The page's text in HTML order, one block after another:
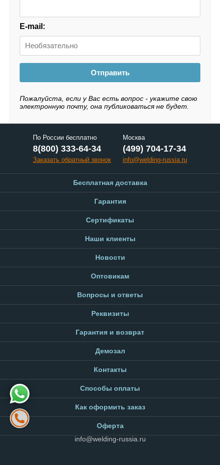
E-mail:
Отправить
Пожалуйста, если у Вас есть вопрос - укажите свою
электронную почту, она публиковаться не будет.
По России бесплатно
8(800) 333-64-34
Заказать обратный звонок
Москва
(499) 704-17-34
info@welding-russia.ru
Бесплатная доставка
Гарантия
Сертификаты
Наши клиенты
Новости
Оптовикам
Вопросы и ответы
Реквизиты
Гарантия и возврат
Демозал
Контакты
Способы оплаты
Как оформить заказ
Оферта
info@welding-russia.ru